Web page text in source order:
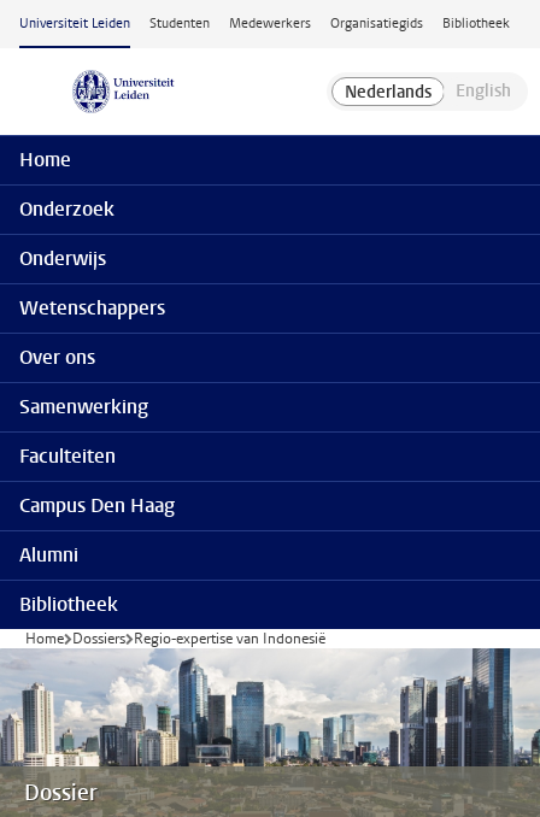
Ga naar hoofdinhoud
Universiteit Leiden Studenten Medewerkers Organisatiegids Bibliotheek
Home
Onderzoek
Onderwijs
Wetenschappers
Over ons
Samenwerking
Faculteiten
Campus Den Haag
Alumni
Bibliotheek
Home Dossiers Regio-expertise van Indonesië
Dossier